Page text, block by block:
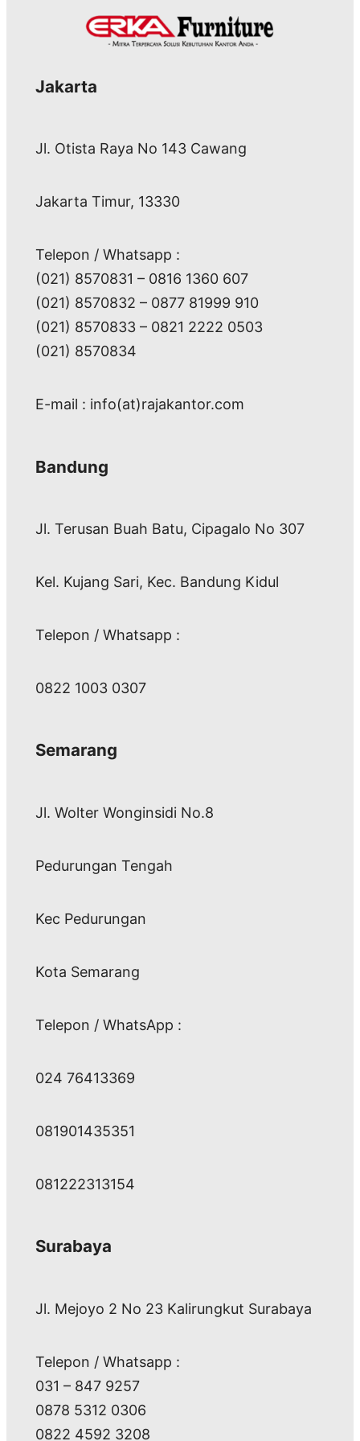
Jakarta
Jl. Otista Raya No 143 Cawang
Jakarta Timur, 13330
Telepon / Whatsapp :
(021) 8570831 – 0816 1360 607
(021) 8570832 – 0877 81999 910
(021) 8570833 – 0821 2222 0503
(021) 8570834
E-mail : info(at)rajakantor.com
Bandung
Jl. Terusan Buah Batu, Cipagalo No 307
Kel. Kujang Sari, Kec. Bandung Kidul
Telepon / Whatsapp :
0822 1003 0307
Semarang
Jl. Wolter Wonginsidi No.8
Pedurungan Tengah
Kec Pedurungan
Kota Semarang
Telepon / WhatsApp :
024 76413369
081901435351
081222313154
Surabaya
Jl. Mejoyo 2 No 23 Kalirungkut Surabaya
Telepon / Whatsapp :
031 – 847 9257
0878 5312 0306
0822 4592 3208